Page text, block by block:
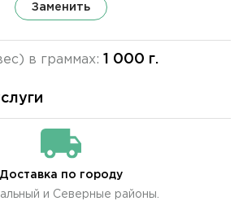
Заменить
в граммах: 1 000 г.
Доставка по городу
и Северные районы.